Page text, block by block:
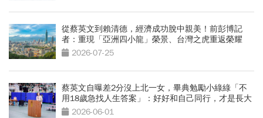
從蔡英文到賴清德，經濟成功脫中親美！前彭博記
者：重現「亞洲四小龍」榮景、台灣之虎重返榮耀
2026-07-25
蔡英文自曝差2分沒上北一女，畢典勉勵小綠綠「不
用18歲急找人生答案」：好好和自己同行，才是長大
的開始
2026-06-01